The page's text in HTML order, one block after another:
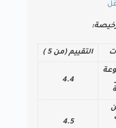
التقييم (من 5 )
4.4
4.5